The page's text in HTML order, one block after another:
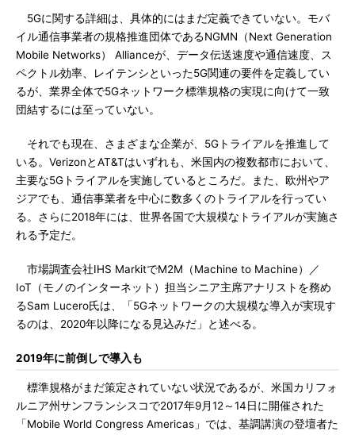
5Gに関する詳細は、具体的にはまだ定義できていない。モバ
イル通信事業者の規格推進団体であるNGMN（Next Generation
Mobile Networks） Allianceが、データ伝送速度や通信速度、ス
ペクトル効率、レイテンシといった5G関連の要件を定義してい
るが、業界全体で5Gネットワーク標準規格の実現に向けて一致
団結するには至っていない。
それでも現在、さまざまな企業が、5Gトライアルを推進して
いる。VerizonとAT&Tはいずれも、米国内の複数都市において、
主要な5Gトライアルを実施しているところだ。また、欧州やア
ジアでも、通信事業者を中心に数多くのトライアルを行ってい
る。さらに2018年には、世界各国で大規模なトライアルが実施さ
れる予定だ。
市場調査会社IHS MarkitでM2M（Machine to Machine）／
IoT（モノのインターネット）担当シニア主席アナリストを務め
るSam Lucero氏は、「5Gネットワークの大規模な導入が実現す
るのは、2020年以降になる見込みだ」と述べる。
2019年に前倒しで導入も
標準規格がまだ策定されていない状況であるが、米国カリフォ
ルニア州サンフランシスコで2017年9月12～14日に開催された
「Mobile World Congress Americas」では、基調講演の登壇者た